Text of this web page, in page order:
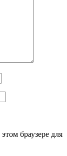
браузере для